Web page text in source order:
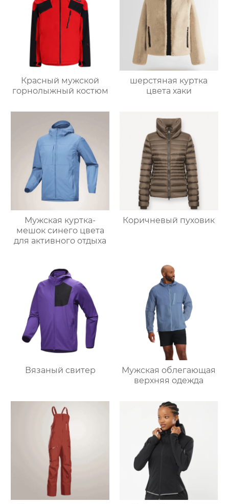
Красный мужской
горнолыжный костюм
шерстяная куртка
цвета хаки
Мужская куртка-
мешок синего цвета
для активного отдыха
Коричневый пуховик
Вязаный свитер
Мужская облегающая
верхняя одежда